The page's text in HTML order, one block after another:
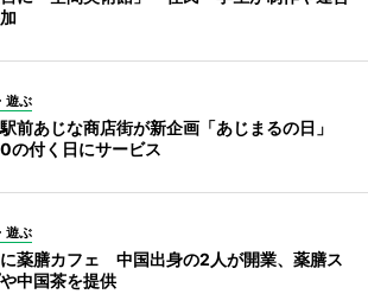
遊ぶ
前あじな商店街が新企画「あじまるの日」
の付く日にサービス
遊ぶ
薬膳カフェ 中国出身の2人が開業、薬膳ス
中国茶を提供